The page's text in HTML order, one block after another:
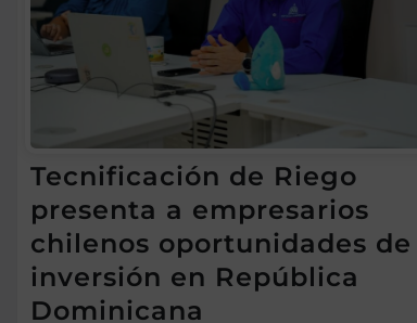
Tecnificación de Riego
presenta a empresarios
chilenos oportunidades de
inversión en República
Dominicana